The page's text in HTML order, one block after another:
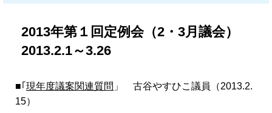
2013年第１回定例会（2・3月議会）
2013.2.1～3.26
■｢ 現年度議案関連質問 」 古谷やすひこ議員（2013.2.
15）